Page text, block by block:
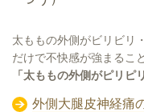
太ももの外側がビリビリ
だけで不快感が強まるこ
「太ももの外側がピリピ
外側大腿皮神経痛